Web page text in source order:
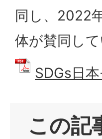
同し、2022
体が賛同して
SDGs日
この記